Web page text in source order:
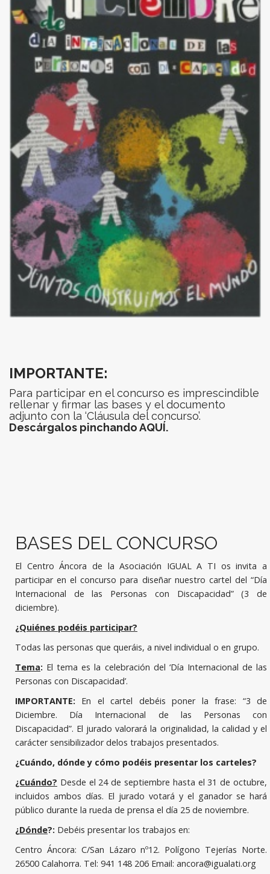
IMPORTANTE:
Para participar en el concurso es imprescindible
rellenar y firmar las bases y el documento
adjunto con la ‘Cláusula del concurso’.
Descárgalos pinchando AQUÍ.
BASES DEL CONCURSO
El Centro Áncora de la Asociación IGUAL A TI os invita a
participar en el concurso para diseñar nuestro cartel del “Día
Internacional de las Personas con Discapacidad” (3 de
diciembre).
¿Quiénes podéis participar?
Todas las personas que queráis, a nivel individual o en grupo.
Tema: El tema es la celebración del ‘Día Internacional de las
Personas con Discapacidad’.
IMPORTANTE: En el cartel debéis poner la frase: “3 de
Diciembre. Día Internacional de las Personas con
Discapacidad”. El jurado valorará la originalidad, la calidad y el
carácter sensibilizador delos trabajos presentados.
¿Cuándo, dónde y cómo podéis presentar los carteles?
¿Cuándo? Desde el 24 de septiembre hasta el 31 de octubre,
incluidos ambos días. El jurado votará y el ganador se hará
público durante la rueda de prensa el día 25 de noviembre.
¿Dónde?: Debéis presentar los trabajos en:
Centro Áncora: C/San Lázaro nº12. Polígono Tejerías Norte.
26500 Calahorra. Tel: 941 148 206 Email: ancora@igualati.org